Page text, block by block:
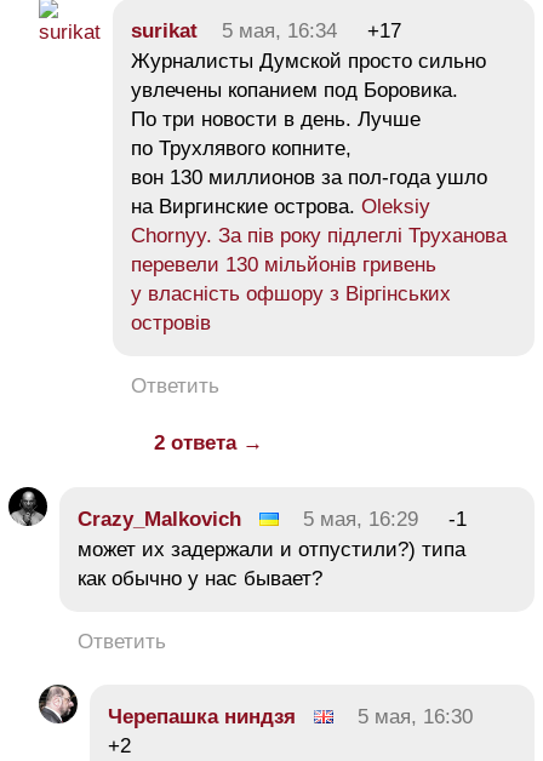
surikat 5 мая, 16:34
+17
Журналисты Думской просто сильно
увлечены копанием под Боровика.
По три новости в день. Лучше
по Трухлявого копните,
вон 130 миллионов за пол-года ушло
на Виргинские острова. Oleksiy
Chornyy. За пів року підлеглі Труханова
перевели 130 мільйонів гривень
у власність офшору з Віргінських
островів
Ответить
2 ответа →
Crazy_Malkovich 5 мая, 16:29
-1
может их задержали и отпустили?) типа
как обычно у нас бывает?
Ответить
Черепашка ниндзя
5 мая, 16:30
+2